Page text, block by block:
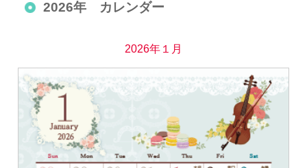
2026年 カレンダー
2026年１月